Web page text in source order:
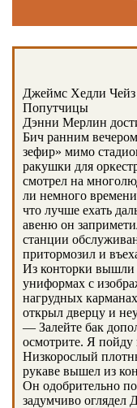
Джеймс Хедли Чейз
Попутчицы
Дэнни Мерлин
Бич ранним
зефир» мимо
ракушки для
смотрел на
ли немного
что лучше ехать
авеню он
станции
притормозил и
Из конторки вышли
униформах с
нагрудных
открыл дверцу и
— Залейте бак
осмотрите. Я пойду
Низкорослый
рукаве вышел из
Он одобрительно
задумчиво оглядел